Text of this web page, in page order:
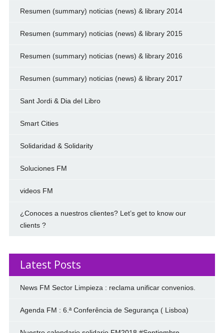
Resumen (summary) noticias (news) & library 2014
Resumen (summary) noticias (news) & library 2015
Resumen (summary) noticias (news) & library 2016
Resumen (summary) noticias (news) & library 2017
Sant Jordi & Dia del Libro
Smart Cities
Solidaridad & Solidarity
Soluciones FM
videos FM
¿Conoces a nuestros clientes? Let’s get to know our
clients ?
Latest Posts
News FM Sector Limpieza : reclama unificar convenios.
Agenda FM : 6.ª Conferência de Segurança ( Lisboa)